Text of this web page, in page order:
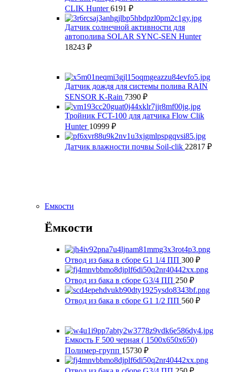
CLIK Hunter6191 ₽
Датчик солнечной активности для
автополива SOLAR SYNC-SEN Hunter
18243 ₽
Датчик дождя для системы полива RAIN
SENSOR K-Rain 7390 ₽
Тройник FCT-100 для датчика Flow Clik
Hunter 10999 ₽
Датчик влажности почвы Soil-clik 22817 ₽
Емкости
Ёмкости
Отвод из бака в сборе G1 1/4 ПП 300 ₽
Отвод из бака в сборе G3/4 ПП 250 ₽
Отвод из бака в сборе G1 1/2 ПП 560 ₽
Емкость F 500 черная ( 1500x650x650)
Полимер-групп 15730 ₽